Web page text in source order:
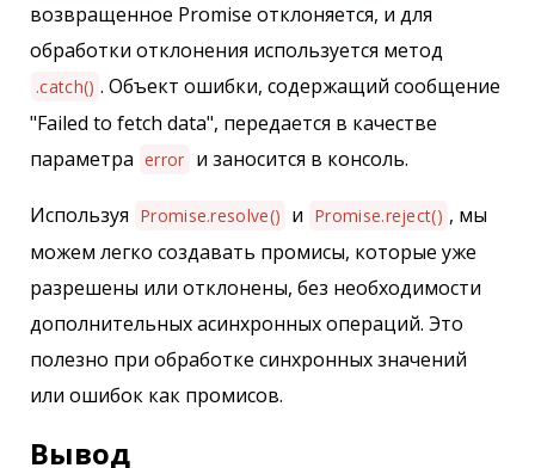
возвращенное Promise отклоняется, и для
обработки отклонения используется метод
.catch() . Объект ошибки, содержащий сообщение
"Failed to fetch data", передается в качестве
параметра error и заносится в консоль.
Используя Promise.resolve() и Promise.reject() , мы
можем легко создавать промисы, которые уже
разрешены или отклонены, без необходимости
дополнительных асинхронных операций. Это
полезно при обработке синхронных значений
или ошибок как промисов.
Вывод